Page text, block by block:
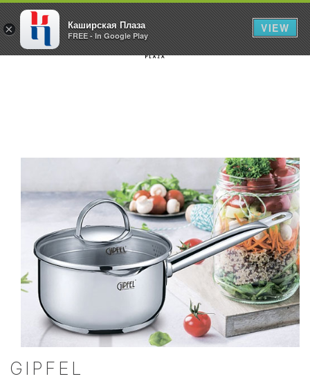
GIPFEL
× Каширская Плаза
FREE - In Google Play
VIEW